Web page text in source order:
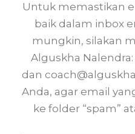
Untuk memastikan
baik dalam inbox
mungkin, silakan
Alguskha
dan
Anda, agar email
ke folder “spam”